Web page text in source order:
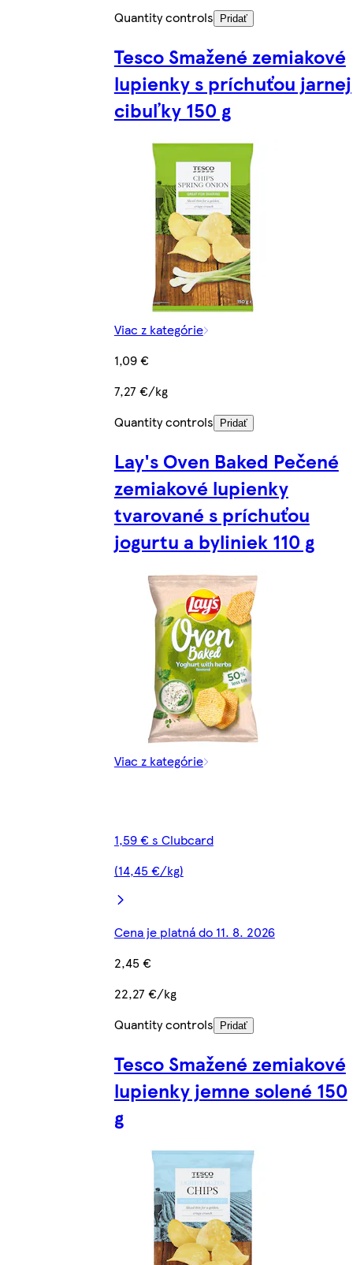
Quantity controls Pridať
Tesco Smažené zemiakové
lupienky s príchuťou jarnej
cibuľky 150 g
Viac z kategórie
1,09 €
7,27 €/kg
Quantity controls
Pridať
Lay's Oven Baked Pečené
zemiakové lupienky
tvarované s príchuťou
jogurtu a byliniek 110 g
Viac z kategórie
1,59 € s Clubcard
(14,45 €/kg)
Cena je platná do 11. 8. 2026
2,45 €
22,27 €/kg
Quantity controls
Pridať
Tesco Smažené zemiakové
lupienky jemne solené 150
g